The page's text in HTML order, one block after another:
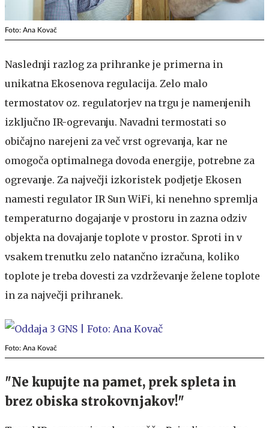
Foto: Ana Kovač
Naslednji razlog za prihranke je primerna in
unikatna Ekosenova regulacija. Zelo malo
termostatov oz. regulatorjev na trgu je namenjenih
izključno IR-ogrevanju. Navadni termostati so
običajno narejeni za več vrst ogrevanja, kar ne
omogoča optimalnega dovoda energije, potrebne za
ogrevanje. Za največji izkoristek podjetje Ekosen
namesti regulator IR Sun WiFi, ki nenehno spremlja
temperaturno dogajanje v prostoru in zazna odziv
objekta na dovajanje toplote v prostor. Sproti in v
vsakem trenutku zelo natančno izračuna, koliko
toplote je treba dovesti za vzdrževanje želene toplote
in za največji prihranek.
Foto: Ana Kovač
"Ne kupujte na pamet, prek spleta in
brez obiska strokovnjakov!"